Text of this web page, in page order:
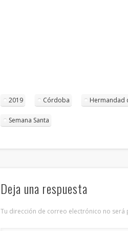
2019 Córdoba Hermandad
Semana Santa
Deja una respuesta
Tu dirección de correo electrónico no será